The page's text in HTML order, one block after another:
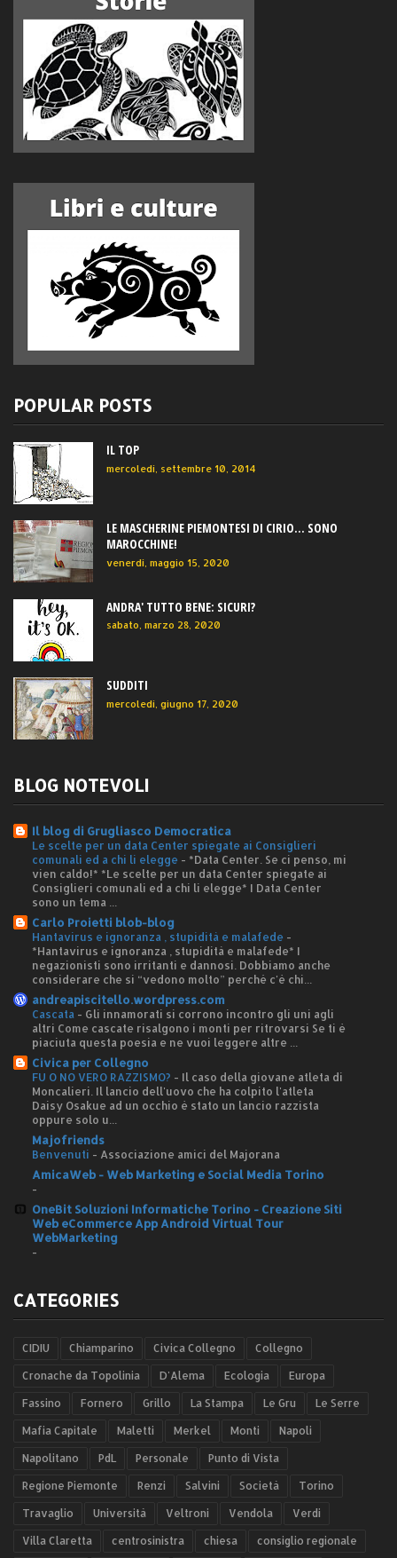
POPULAR POSTS
IL TOP
mercoledì, settembre 10, 2014
LE MASCHERINE PIEMONTESI DI CIRIO... SONO
MAROCCHINE!
venerdì, maggio 15, 2020
ANDRA' TUTTO BENE: SICURI?
sabato, marzo 28, 2020
SUDDITI
mercoledì, giugno 17, 2020
BLOG NOTEVOLI
Il blog di Grugliasco Democratica
Le scelte per un data Center spiegate ai Consiglieri
comunali ed a chi li elegge - *Data Center. Se ci penso, mi
vien caldo!* *Le scelte per un data Center spiegate ai
Consiglieri comunali ed a chi li elegge* I Data Center
sono un tema ...
Carlo Proietti blob-blog
Hantavirus e ignoranza , stupidità e malafede -
*Hantavirus e ignoranza , stupidità e malafede* I
negazionisti sono irritanti e dannosi. Dobbiamo anche
considerare che si “vedono molto” perché c'è chi...
andreapiscitello.wordpress.com
Cascata - Gli innamorati si corrono incontro gli uni agli
altri Come cascate risalgono i monti per ritrovarsi Se ti è
piaciuta questa poesia e ne vuoi leggere altre ...
Civica per Collegno
FU O NO VERO RAZZISMO? - Il caso della giovane atleta di
Moncalieri. Il lancio dell'uovo che ha colpito l'atleta
Daisy Osakue ad un occhio è stato un lancio razzista
oppure solo u...
Majofriends
Benvenuti - Associazione amici del Majorana
AmicaWeb - Web Marketing e Social Media Torino
-
OneBit Soluzioni Informatiche Torino - Creazione Siti
Web eCommerce App Android Virtual Tour
WebMarketing
-
CATEGORIES
CIDIU Chiamparino Civica Collegno Collegno
Cronache da Topolinia D'Alema Ecologia Europa
Fassino Fornero Grillo La Stampa Le Gru Le Serre
Mafia Capitale Maletti Merkel Monti Napoli
Napolitano PdL Personale Punto di Vista
Regione Piemonte Renzi Salvini Società Torino
Travaglio Università Veltroni Vendola Verdi
Villa Claretta centrosinistra chiesa consiglio regionale